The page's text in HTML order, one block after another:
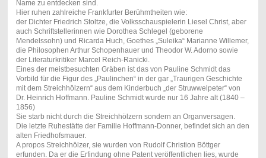
Name zu entdecken sind.
Hier ruhen zahlreiche Frankfurter Berühmtheiten wie:
der Dichter Friedrich Stoltze, die Volksschauspielerin Liesel Christ, aber
auch Schriftstellerinnen wie Dorothea Schlegel (geborene
Mendelssohn) und Ricarda Huch, Goethes „Suleika“ Marianne Willemer,
die Philosophen Arthur Schopenhauer und Theodor W. Adorno sowie
der Literaturkritiker Marcel Reich-Ranicki.
Eines der meistbesuchten Gräben ist das von Pauline Schmidt das
Vorbild für die Figur des „Paulinchen“ in der gar „Traurigen Geschichte
mit dem Streichhölzern“ aus dem Kinderbuch „der Struwwelpeter“ von
Dr. Heinrich Hoffmann. Pauline Schmidt wurde nur 16 Jahre alt (1840 –
1856)
Sie starb nicht durch die Streichhölzern sondern an Organversagen.
Die letzte Ruhestätte der Familie Hoffmann-Donner, befindet sich an den
alten Friedhofsmauer.
A propos Streichhölzer, sie wurden von Rudolf Christion Böttger
erfunden. Da er die Erfindung ohne Patent veröffentlichen lies, wurde